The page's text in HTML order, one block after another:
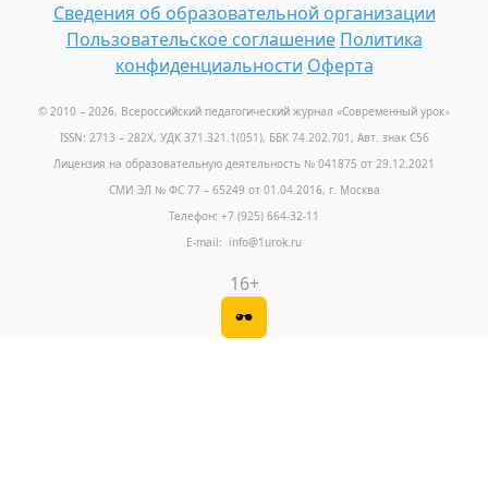
Сведения об образовательной организации
Пользовательское соглашение Политика
конфиденциальности Оферта
© 2010 – 2026, Всероссийский педагогический журнал «Современный урок»
ISSN: 2713 – 282X, УДК 371.321.1(051), ББК 74.202.701, Авт. знак С56
Лицензия на образовательную деятельность № 041875 от 29.12.2021
СМИ ЭЛ № ФС 77 – 65249 от 01.04.2016, г. Москва
Телефон: +7 (925) 664-32-11
E-mail: info@1urok.ru
16+